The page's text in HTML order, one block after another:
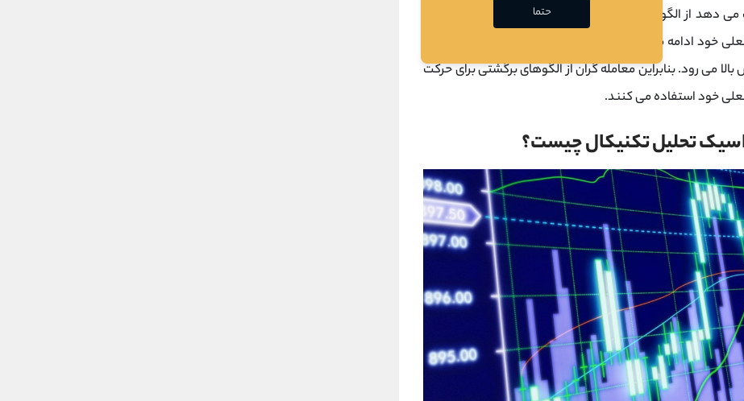
می دهد از الگوهای برگشتی استفاده می کنند. الگوهای ادامه
خود ادامه می دهند. در روند صعودی، قیمت اغلب افزایش
می رود. بنابراین معامله گران از الگوهای برگشتی برای حرکت
خود استفاده می کنند.
تحلیل تکنیکال چیست؟
حتما